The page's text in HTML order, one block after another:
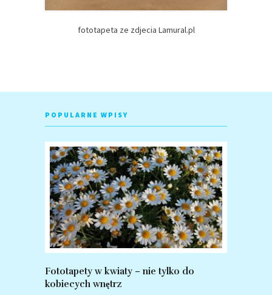
fototapeta ze zdjecia Lamural.pl
POPULARNE WPISY
Fototapety w kwiaty – nie tylko do
kobiecych wnętrz